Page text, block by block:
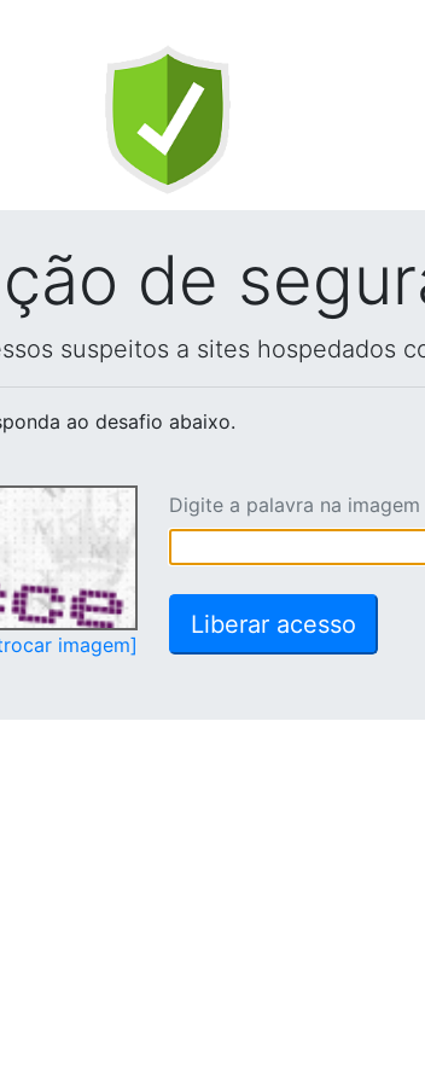
de
suspeitos a sites hospedados
ao desafio abaixo.
imagem]
Digite a palavra na